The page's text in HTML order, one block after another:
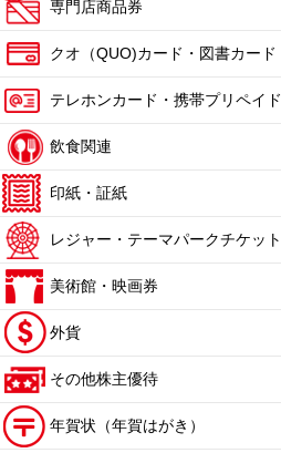
専門店商品券
クオ（QUO)カード・図書カード
テレホンカード・携帯プリペイド
飲食関連
印紙・証紙
レジャー・テーマパークチケット
美術館・映画券
外貨
その他株主優待
年賀状（年賀はがき）